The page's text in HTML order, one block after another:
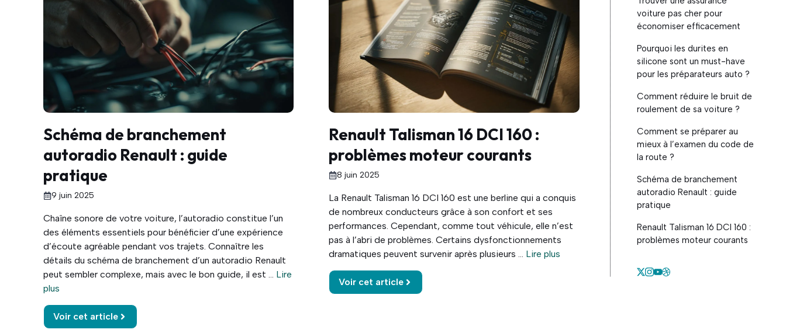
Schéma de branchement
autoradio Renault : guide
pratique
9 juin 2025
Chaîne sonore de votre voiture, l’autoradio constitue l’un
des éléments essentiels pour bénéficier d’une expérience
d’écoute agréable pendant vos trajets. Connaître les
détails du schéma de branchement d’un autoradio Renault
peut sembler complexe, mais avec le bon guide, il est ... Lire
plus
Voir cet article
Renault Talisman 16 DCI 160 :
problèmes moteur courants
8 juin 2025
La Renault Talisman 16 DCI 160 est une berline qui a conquis
de nombreux conducteurs grâce à son confort et ses
performances. Cependant, comme tout véhicule, elle n’est
pas à l’abri de problèmes. Certains dysfonctionnements
dramatiques peuvent survenir après plusieurs ... Lire plus
Voir cet article
voiture pas cher pour
économiser efficacement
Pourquoi les durites en
silicone sont un must-have
pour les préparateurs auto ?
Comment réduire le bruit de
roulement de sa voiture ?
Comment se préparer au
mieux à l’examen du code de
la route ?
Schéma de branchement
autoradio Renault : guide
pratique
Renault Talisman 16 DCI 160 :
problèmes moteur courants